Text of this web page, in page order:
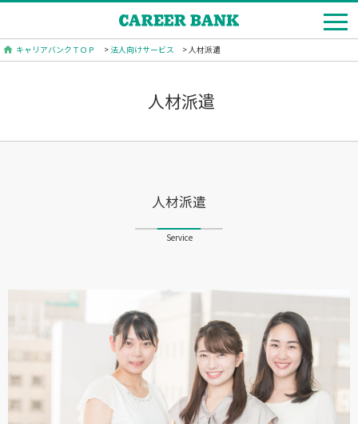
キャリアバンクＴＯＰ > 法人向けサービス > 人材派遣
人材派遣
人材派遣
Service